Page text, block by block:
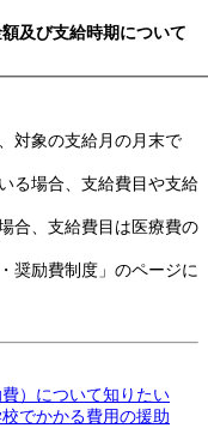
及び支給時期について
対象の支給月の月末で
る場合、支給費目や支給
合、支給費目は医療費の
奨励費制度」のページに
）について知りたい
でかかる費用の援助